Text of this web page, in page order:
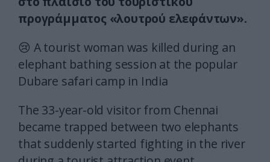
προγράμματος «λουτρού ελεφάντων».
😢 A tourist woman was killed during an
elephant bathing session at the popular
Dubare safari camp in India
The 33-year-old visitor from Chennai
became trapped between two elephants
that suddenly started fighting in the river